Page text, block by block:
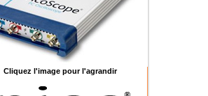
Cliquez l'image pour l'agrandir